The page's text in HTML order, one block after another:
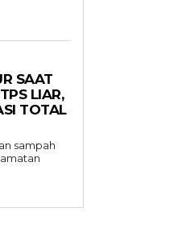
SAAT
LIAR,
TOTAL
sampah